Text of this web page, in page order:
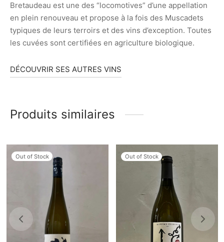
Bretaudeau est une des “locomotives” d’une appellation
en plein renouveau et propose à la fois des Muscadets
typiques de leurs terroirs et des vins d’exception. Toutes
les cuvées sont certifiées en agriculture biologique.
DÉCOUVRIR SES AUTRES VINS
Produits similaires
Out of Stock Out of Stock